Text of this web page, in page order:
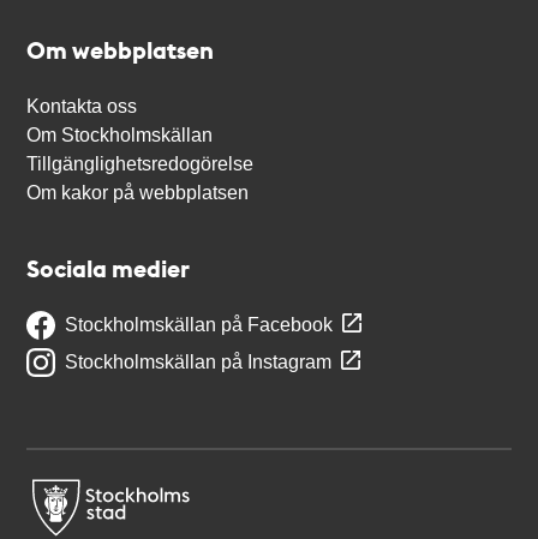
Om webbplatsen
Kontakta oss
Om Stockholmskällan
Tillgänglighetsredogörelse
Om kakor på webbplatsen
Sociala medier
Stockholmskällan på Facebook
Stockholmskällan på Instagram